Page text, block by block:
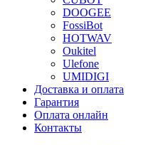
DOOGEE
FossiBot
HOTWAV
Oukitel
Ulefone
UMIDIGI
Доставка и оплата
Гарантия
Оплата онлайн
Контакты